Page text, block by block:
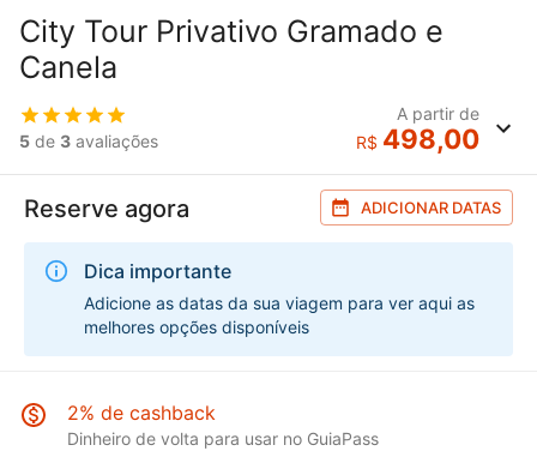
City Tour Privativo Gramado e
Canela
5 de 3 avaliações
A partir de
R$ 498,00
Reserve agora ADICIONAR DATAS
Dica importante
Adicione as datas da sua viagem para ver aqui as
melhores opções disponíveis
2% de cashback
Dinheiro de volta para usar no GuiaPass